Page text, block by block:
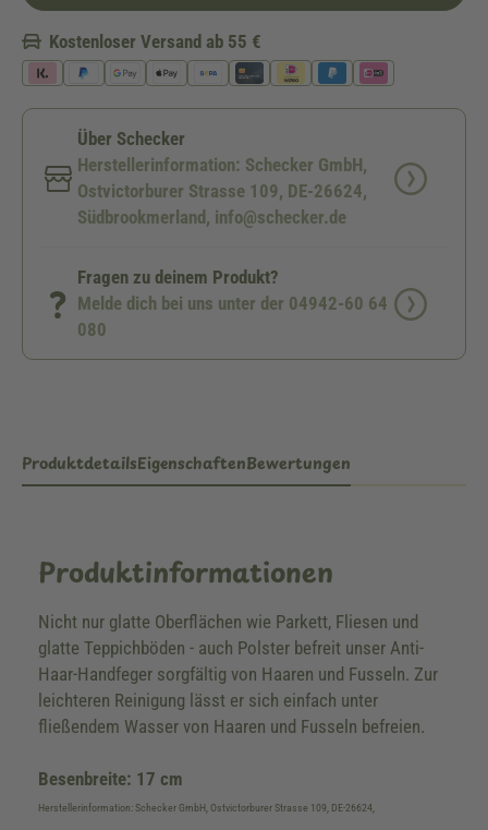
Kostenloser Versand ab 55 €
Über Schecker
Herstellerinformation: Schecker GmbH,
Ostvictorburer Strasse 109, DE-26624,
Südbrookmerland, info@schecker.de
Fragen zu deinem Produkt?
Melde dich bei uns unter der 04942-60 64
080
ProduktdetailsEigenschaftenBewertungen
Produktinformationen
Nicht nur glatte Oberflächen wie Parkett, Fliesen und
glatte Teppichböden - auch Polster befreit unser Anti-
Haar-Handfeger sorgfältig von Haaren und Fusseln. Zur
leichteren Reinigung lässt er sich einfach unter
fließendem Wasser von Haaren und Fusseln befreien.
Besenbreite: 17 cm
Herstellerinformation: Schecker GmbH, Ostvictorburer Strasse 109, DE-26624,